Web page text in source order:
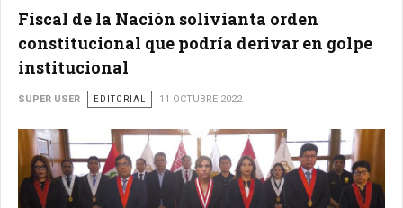
Fiscal de la Nación solivianta orden
constitucional que podría derivar en golpe
institucional
SUPER USER EDITORIAL 11 OCTUBRE 2022